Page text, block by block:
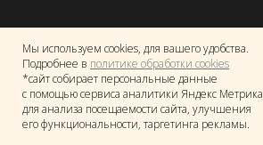
Мы используем cookies, для вашего удобства.
Подробнее в политике обработки cookies
*сайт собирает персональные данные
с помощью сервиса аналитики Яндекс Метрика
для анализа посещаемости сайта, улучшения
его функциональности, таргетинга рекламы.